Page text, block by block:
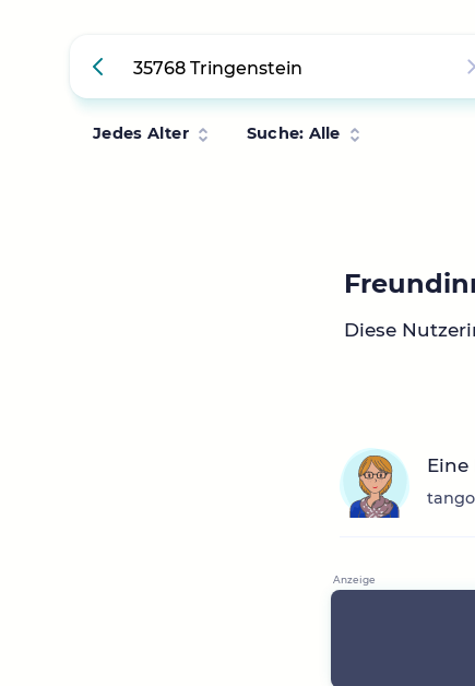
Jedes Alter Suche: Alle
Diese